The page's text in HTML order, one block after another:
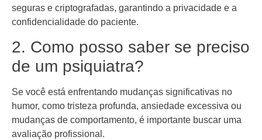
seguras e criptografadas, garantindo a privacidade e a
confidencialidade do paciente.
2. Como posso saber se preciso
de um psiquiatra?
Se você está enfrentando mudanças significativas no
humor, como tristeza profunda, ansiedade excessiva ou
mudanças de comportamento, é importante buscar uma
avaliação profissional.